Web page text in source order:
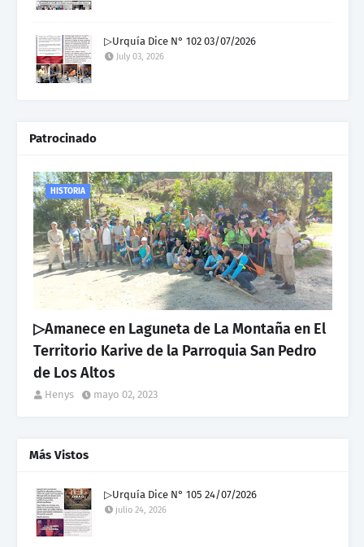
▷Urquía Dice N° 102 03/07/2026
July 03, 2026
Patrocinado
HISTORIA
▷Amanece en Laguneta de La Montaña en El
Territorio Karive de la Parroquia San Pedro
de Los Altos
Henys mayo 02, 2023
Más Vistos
▷Urquía Dice N° 105 24/07/2026
julio 24, 2026